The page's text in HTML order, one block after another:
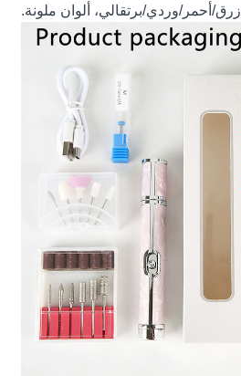
أزرق/أحمر/وردي/برتقالي، ألوان ملونة.